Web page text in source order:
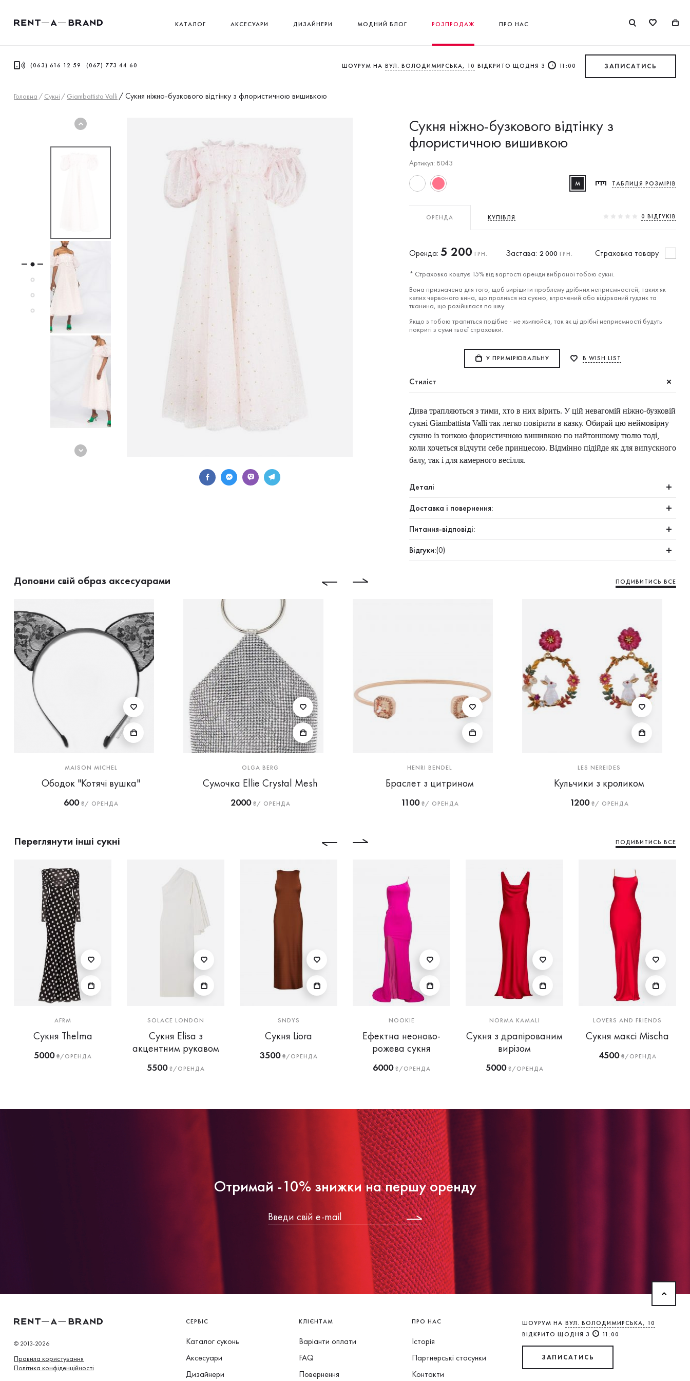
КАТАЛОГ АКСЕСУАРИ ДИЗАЙНЕРИ МОДНИЙ БЛОГ РОЗПРОДАЖ ПРО НАС
(063) 616 12 59 (067) 773 44 60 ШОУРУМ НА ВУЛ. ВОЛОДИМИРСЬКА, 10 ВІДКРИТО ЩОДНЯ З 11:00 ЗАПИСАТИСЬ
Головна / Сукнi / Giambattista Valli /Сукня ніжно-бузкового відтінку з флористичною вишивкою
Сукня ніжно-бузкового відтінку з
флористичною вишивкою
Артикул: 8043
M ТАБЛИЦЯ РОЗМІРІВ
0 ВIДГУКIВ
ОРЕНДА КУПІВЛЯ
Оренда: 5 200 ГРН. Застава: 2 000 ГРН. Cтраховка товару
* Страховка коштує 15% від вартості оренди вибраної тобою сукні.
Вона призначена для того, щоб вирішити проблему дрібних неприємностей, таких як
келих червоного вина, що пролився на сукню, втрачений або відірваний гудзик та
тканина, що розійшлася по шву.
Якщо з тобою трапиться подібне - не хвилюйся, так як ці дрібні неприємності будуть
покриті з суми твоєї страховки.
У ПРИМІРЮВАЛЬНУ В WISH LIST
Стиліст
Дива трапляються з тими, хто в них вірить. У цій невагомій ніжно-бузковій
сукні Giambattista Valli так легко повірити в казку. Обирай цю неймовірну
сукню із тонкою флористичною вишивкою по найтоншому тюлю тоді,
коли хочеться відчути себе принцесою. Відмінно підійде як для випускного
балу, так і для камерного весілля.
Деталі
Доставка і повернення:
Питання-відповіді:
Відгуки:(0)
Доповни свій образ аксесуарами ПОДИВИТИСЬ ВСЕ
MAISON MICHEL
Ободок "Котячі вушка"
600₴/ ОРЕНДА
OLGA BERG
Сумочка Ellie Crystal Mesh
2000₴/ ОРЕНДА
HENRI BENDEL
Браслет з цитрином
1100₴/ ОРЕНДА
LES NEREIDES
Кульчики з кроликом
1200₴/ ОРЕНДА
Переглянути інші сукні ПОДИВИТИСЬ ВСЕ
AFRM
Сукня Thelma
5000₴/ОРЕНДА
SOLACE LONDON
Сукня Elisa з
акцентним рукавом
5500₴/ОРЕНДА
SNDYS
Сукня Liora
3500₴/ОРЕНДА
NOOKIE
Ефектна неоново-
рожева сукня
6000₴/ОРЕНДА
NORMA KAMALI
Сукня з драпірованим
вирізом
5000₴/ОРЕНДА
LOVERS AND FRIENDS
Сукня максі Mischa
4500₴/ОРЕНДА
Отримай -10% знижки на першу оренду
© 2013-2026
Правила користування
Політика конфіденційності
СЕРВІС
Каталог суконь
Аксесуари
Дизайнери
КЛІЄНТАМ
Варіанти оплати
FAQ
Повернення
ПРО НАС
Історія
Партнерські стосунки
Контакти
ШОУРУМ НА ВУЛ. ВОЛОДИМИРСЬКА, 10
ВІДКРИТО ЩОДНЯ З
11:00
ЗАПИСАТИСЬ